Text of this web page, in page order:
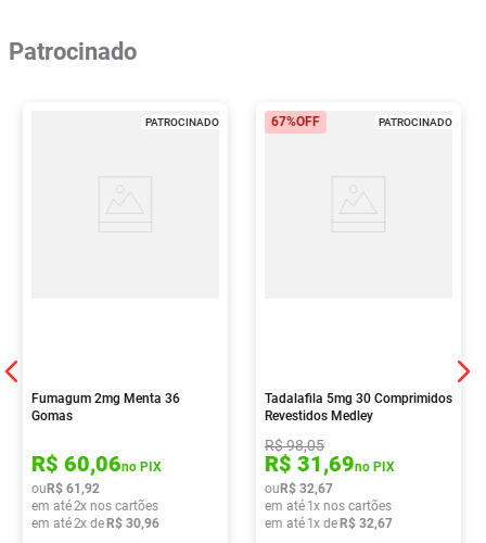
Patrocinado
PATROCINADO
Fumagum 2mg Menta 36
Gomas
R$ 60,06no PIX
ou R$ 61 ,92
em até2x nos cartões
em até2x de R$ 30,96
PATROCINADO
67%OFF
Tadalafila 5mg 30 Comprimidos
Revestidos Medley
R$98,05
R$ 31,69no PIX
ou R$ 32,67
em até 1x nos cartões
em até 1x de R$ 32,67